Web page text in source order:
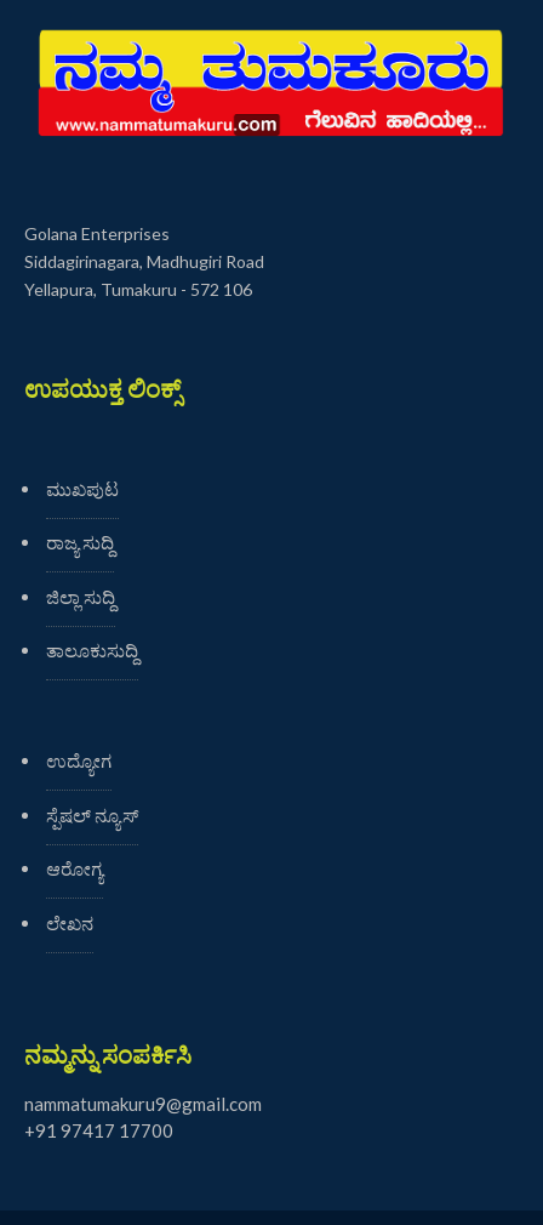
Golana Enterprises
Siddagirinagara, Madhugiri Road
Yellapura, Tumakuru - 572 106
ಉಪಯುಕ್ತ ಲಿಂಕ್ಸ್
ಮುಖಪುಟ
ರಾಜ್ಯ ಸುದ್ದಿ
ಜಿಲ್ಲಾ ಸುದ್ದಿ
ತಾಲೂಕುಸುದ್ದಿ
ಉದ್ಯೋಗ
ಸ್ಪೆಷಲ್ ನ್ಯೂಸ್
ಆರೋಗ್ಯ
ಲೇಖನ
ನಮ್ಮನ್ನು ಸಂಪರ್ಕಿಸಿ
nammatumakuru9@gmail.com
+91 97417 17700